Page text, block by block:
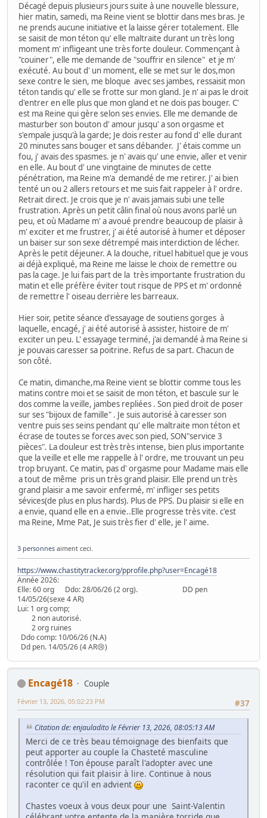
Décagé depuis plusieurs jours suite à une nouvelle blessure,
hier matin, samedi, ma Reine vient se blottir dans mes bras. Je
ne prends aucune initiative et la laisse gérer totalement. Elle
se saisit de mon téton qu' elle maltraite durant un très long
moment m' infligeant une très forte douleur. Commençant à
"couiner", elle me demande de "souffrir en silence" et je m'
exécuté. Au bout d' un moment, elle se met sur le dos,mon
sexe contre le sien, me bloque avec ses jambes, ressaisit mon
téton tandis qu' elle se frotte sur mon gland. Je n' ai pas le droit
d'entrer en elle plus que mon gland et ne dois pas bouger. C'
est ma Reine qui gère selon ses envies. Elle me demande de
masturber son bouton d' amour jusqu' a son orgasme et
s'empale jusqu'à la garde; Je dois rester au fond d' elle durant
20 minutes sans bouger et sans débander. J' étais comme un
fou, j' avais des spasmes. je n' avais qu' une envie, aller et venir
en elle. Au bout d' une vingtaine de minutes de cette
pénétration, ma Reine m'a demandé de me retirer. J' ai bien
tenté un ou 2 allers retours et me suis fait rappeler à l' ordre.
Retrait direct. Je crois que je n' avais jamais subi une telle
frustration. Après un petit câlin final où nous avons parlé un
peu, et où Madame m' a avoué prendre beaucoup de plaisir à
m' exciter et me frustrer, j' ai été autorisé à humer et déposer
un baiser sur son sexe détrempé mais interdiction de lécher.
Après le petit déjeuner. A la douche, rituel habituel que je vous
ai déjà expliqué, ma Reine me laisse le choix de remettre ou
pas la cage. Je lui fais part de la très importante frustration du
matin et elle préfère éviter tout risque de PPS et m' ordonné
de remettre l' oiseau derrière les barreaux.
Hier soir, petite séance d'essayage de soutiens gorges à
laquelle, encagé, j' ai été autorisé à assister, histoire de m'
exciter un peu. L' essayage terminé, j'ai demandé à ma Reine si
je pouvais caresser sa poitrine. Refus de sa part. Chacun de
son côté.
Ce matin, dimanche,ma Reine vient se blottir comme tous les
matins contre moi et se saisit de mon téton, et bascule sur le
dos comme la veille, jambes repliées . Son pied droit de poser
sur ses "bijoux de famille" . Je suis autorisé à caresser son
ventre puis ses seins pendant qu' elle maltraite mon téton et
écrase de toutes se forces avec son pied, SON"service 3
pièces". La douleur est très très intense, bien plus importante
que la veille et elle me rappelle à l' ordre, me trouvant un peu
trop bruyant. Ce matin, pas d' orgasme pour Madame mais elle
a tout de même pris un très grand plaisir. Elle prend un très
grand plaisir a me savoir enfermé, m' infliger ses petits
sévices(de plus en plus hards). Plus de PPS. Du plaisir si elle en
a envie, quand elle en a envie..Elle progresse très vite. c'est
ma Reine, Mme Pat, Je suis très fier d' elle, je l' aime.
3 personnes aiment ceci.
https://www.chastitytracker.org/pprofile.php?user=Encagé18
Année 2026:
Elle: 60 org Ddo: 28/06/26 (2 org). DD pen
14/05/26(sexe 4 AR)
Lui: 1 org comp;
2 non autorisé.
2 org ruines
Ddo comp: 10/06/26 (N.A)
Dd pen. 14/05/26 (4 AR😢)
Encagé18
Couple
#37
Février 13, 2026, 05:02:23 PM
Citation de: enjauladito le Février 13, 2026, 08:05:13 AM
Merci de ce très beau témoignage des bienfaits que
peut apporter au couple la Chasteté masculine
contrôlée ! Ton épouse paraît l'adopter avec une
résolution qui fait plaisir à lire. Continue à nous
raconter ce qu'il en advient
Chastes voeux à vous deux pour une Saint-Valentin